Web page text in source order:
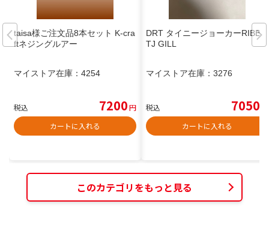
taisa様ご注文品8本セット K-cra
ftネジングルアー
マイストア在庫： 4254
税込 7200円
カートに入れる
DRT タイニージョーカーRIBBIT
TJ GILL
マイストア在庫： 3276
税込 7050
カートに入れる
このカテゴリをもっと見る